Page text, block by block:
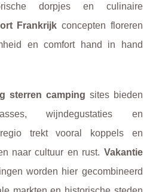
dorpjes en culinaire
Frankrijk concepten floreren
en comfort hand in hand
sterren camping sites bieden
wijndegustaties en
trekt vooral koppels en
naar cultuur en rust. Vakantie
worden hier gecombineerd